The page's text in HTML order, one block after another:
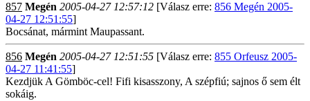
857 Megén 2005-04-27 12:57:12 [Válasz erre: 856 Megén 2005-
04-27 12:51:55]
Bocsánat, mármint Maupassant.
856 Megén 2005-04-27 12:51:55 [Válasz erre: 855 Orfeusz 2005-
04-27 11:41:55]
Kezdjük A Gömböc-cel! Fifi kisasszony, A szépfiú; sajnos ő sem élt
sokáig.